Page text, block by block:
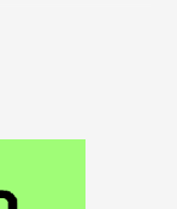
на стадии
все с
Он…